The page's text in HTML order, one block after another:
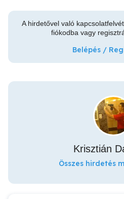
A hirdetővel való
fiókodba vagy
Belépés /
Krisztián
Összes hirdetés